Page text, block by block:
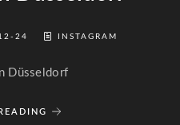
24 INSTAGRAM
Düsseldorf